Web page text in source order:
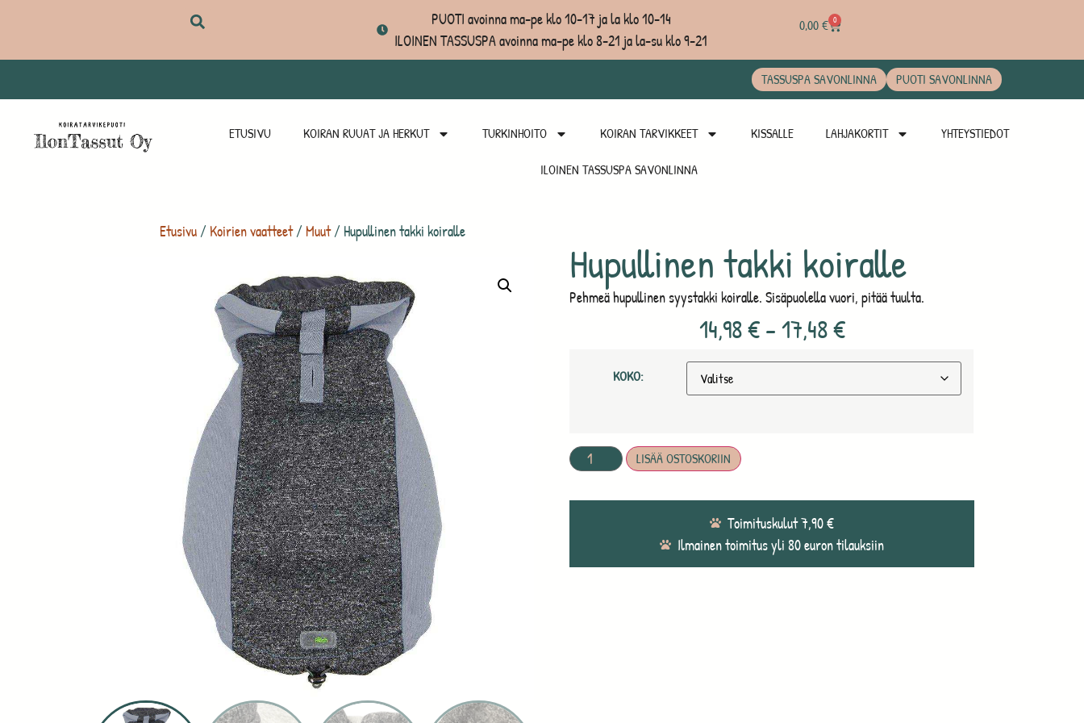
PUOTI avoinna ma-pe klo 10-17 ja la klo 10-14
ILOINEN TASSUSPA avoinna ma-pe klo 8-21 ja la-su klo 9-21
0,00€ 0
TASSUSPA SAVONLINNA PUOTI SAVONLINNA
ETUSIVU KOIRAN RUUAT JA HERKUT TURKINHOITO KOIRAN TARVIKKEET KISSALLE LAHJAKORTIT YHTEYSTIEDOT
ILOINEN TASSUSPA SAVONLINNA
Etusivu/Koirien vaatteet/ Muut/ Hupullinen takki koiralle
Hupullinen takki koiralle
Pehmeä hupullinen syystakki koiralle. Sisäpuolella vuori, pitää tuulta.
14,98€– 17,48€
KOKO:
LISÄÄ OSTOSKORIIN
Toimituskulut 7,90 €
Ilmainen toimitus yli 80 euron tilauksiin